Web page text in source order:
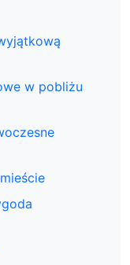
w pobliżu